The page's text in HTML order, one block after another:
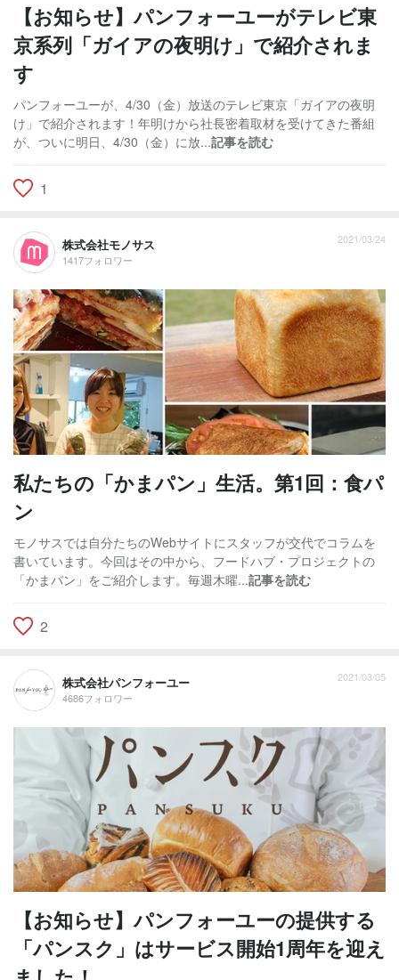
【お知らせ】パンフォーユーがテレビ東
京系列「ガイアの夜明け」で紹介されま
す
パンフォーユーが、4/30（金）放送のテレビ東京「ガイアの夜明
け」で紹介されます！年明けから社長密着取材を受けてきた番組
が、ついに明日、4/30（金）に放...記事を読む
1
株式会社モノサス
1417フォロワー
2021/03/24
私たちの「かまパン」生活。第1回：食パ
ン
モノサスでは自分たちのWebサイトにスタッフが交代でコラムを
書いています。今回はその中から、フードハブ・プロジェクトの
「かまパン」をご紹介します。毎週木曜...記事を読む
2
株式会社パンフォーユー
4686フォロワー
2021/03/05
【お知らせ】パンフォーユーの提供する
「パンスク」はサービス開始1周年を迎え